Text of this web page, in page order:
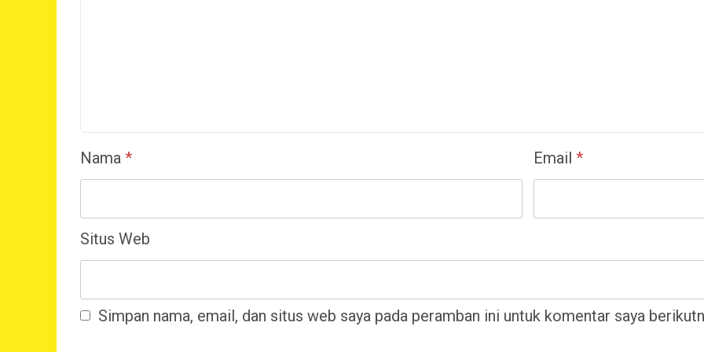
Nama * Email *
Situs Web
Simpan nama, email, dan situs web saya pada peramban ini untuk komentar saya